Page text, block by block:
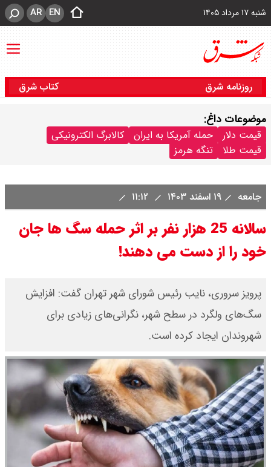
شنبه ۱۷ مرداد ۱۴۰۵ EN
AR
روزنامه شرق کتاب شرق
موضوعات داغ:
قیمت دلار حمله آمریکا به ایران
کالابرگ الکترونیکی
قیمت طلا
تنگه هرمز
جامعه ۱۹ اسفند ۱۴۰۳
سالانه 25 هزار نفر بر اثر حمله سگ ها جان
خود را از دست می دهند!
پرویز سروری، نایب رئیس شورای شهر تهران گفت: افزایش
سگ‌های ولگرد در سطح شهر، نگرانی‌های زیادی برای
شهروندان ایجاد کرده است.